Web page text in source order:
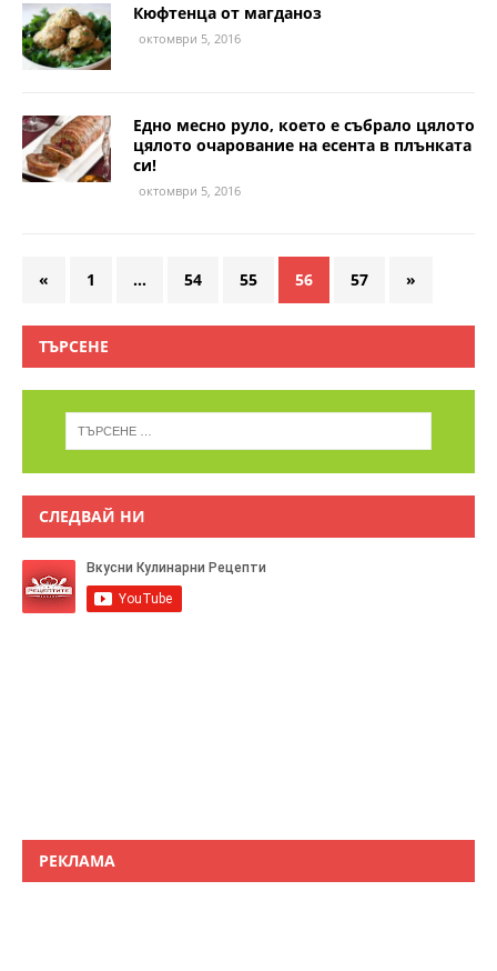
Кюфтенца от магданоз
октомври 5, 2016
Едно месно руло, което е събрало цялото
цялото очарование на есента в плънката
си!
октомври 5, 2016
« 1 … 54 55 56 57 »
ТЪРСЕНЕ
СЛЕДВАЙ НИ
РЕКЛАМА